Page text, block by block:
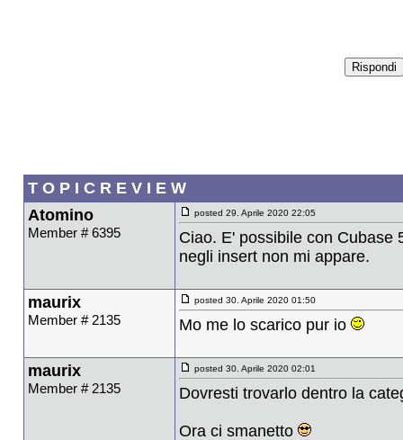
T O P I C R E V I E W
Atomino
Member # 6395
posted 29. Aprile 2020 22:05
Ciao. E' possibile con Cubase
negli insert non mi appare.
maurix
Member # 2135
posted 30. Aprile 2020 01:50
Mo me lo scarico pur io
maurix
Member # 2135
posted 30. Aprile 2020 02:01
Dovresti trovarlo dentro la
Ora ci smanetto